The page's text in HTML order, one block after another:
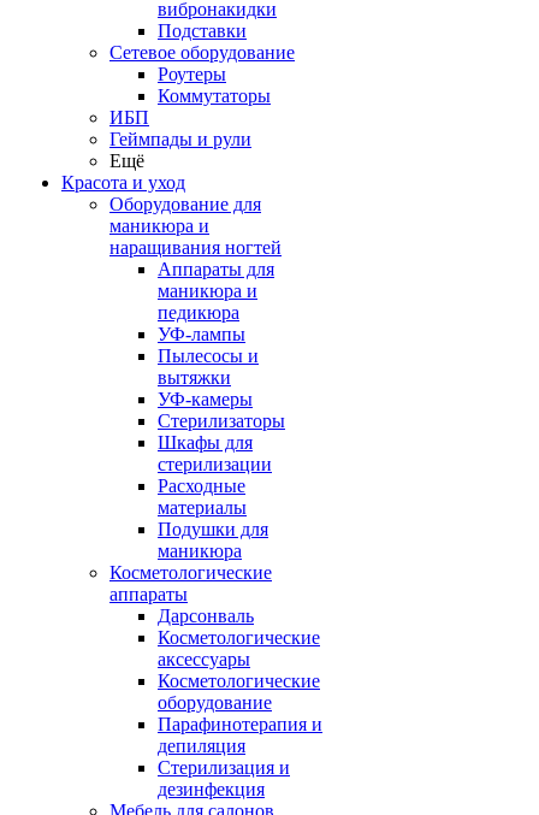
вибронакидки
Подставки
Сетевое оборудование
Роутеры
Коммутаторы
ИБП
Геймпады и рули
Ещё
Красота и уход
Оборудование для
маникюра и
наращивания ногтей
Аппараты для
маникюра и
педикюра
УФ-лампы
Пылесосы и
вытяжки
УФ-камеры
Стерилизаторы
Шкафы для
стерилизации
Расходные
материалы
Подушки для
маникюра
Косметологические
аппараты
Дарсонваль
Косметологические
аксессуары
Косметологические
оборудование
Парафинотерапия и
депиляция
Стерилизация и
дезинфекция
Мебель для салонов